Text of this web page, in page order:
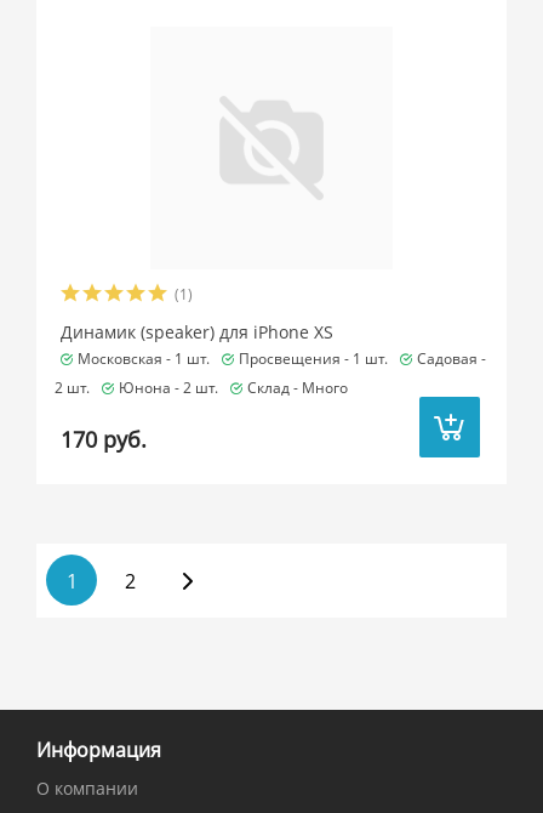
(1)
Динамик (speaker) для iPhone XS
Московская - 1 шт. Просвещения - 1 шт.
Садовая -
2 шт.
Юнона -2 шт. Склад - Много
170 руб.
1 2
Информация
О компании